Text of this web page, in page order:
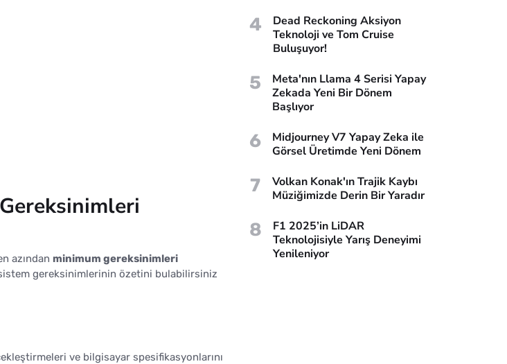
azından minimum gereksinimleri
gereksinimlerinin özetini bulabilirsiniz
ve bilgisayar spesifikasyonlarını
4
Dead Reckoning Aksiyon
Teknoloji ve Tom Cruise
Buluşuyor!
5
Meta'nın Llama 4 Serisi Yapay
Zekada Yeni Bir Dönem
Başlıyor
6
Midjourney V7 Yapay Zeka ile
Görsel Üretimde Yeni Dönem
7
Volkan Konak'ın Trajik Kaybı
Müziğimizde Derin Bir Yaradır
8
F1 2025’in LiDAR
Teknolojisiyle Yarış Deneyimi
Yenileniyor